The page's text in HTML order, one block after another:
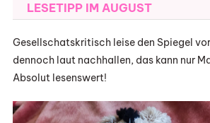
LESETIPP IM AUGUST
Gesellschatskritisch leise den Spiegel
dennoch laut nachhallen, das kann nur
Absolut lesenswert!